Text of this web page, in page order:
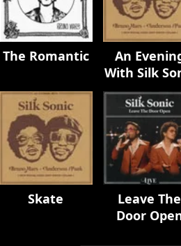
The Romantic
An
With Silk
Skate
Leave The
Door